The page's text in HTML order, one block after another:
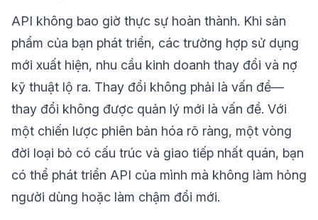
API không bao giờ thực sự hoàn thành. Khi sản
phẩm của bạn phát triển, các trường hợp sử dụng
mới xuất hiện, nhu cầu kinh doanh thay đổi và nợ
kỹ thuật lộ ra. Thay đổi không phải là vấn đề—
thay đổi không được quản lý mới là vấn đề. Với
một chiến lược phiên bản hóa rõ ràng, một vòng
đời loại bỏ có cấu trúc và giao tiếp nhất quán, bạn
có thể phát triển API của mình mà không làm hỏng
người dùng hoặc làm chậm đổi mới.